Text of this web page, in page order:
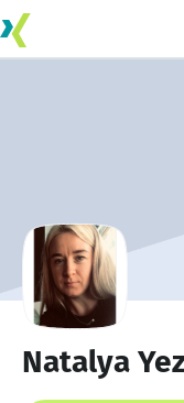
Natalya